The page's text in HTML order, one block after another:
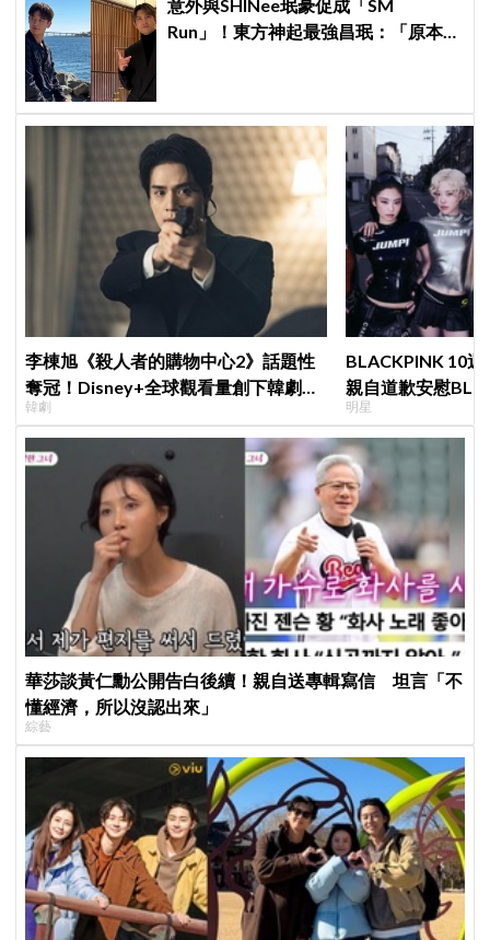
意外與SHINee珉豪促成「SM
Run」！東方神起最強昌珉：「原本想
李棟旭《殺人者的購物中心2》話題性
奪冠！Disney+全球觀看量創下韓劇新
紀錄
韓劇
BLACKPINK 10
親自道歉安慰
直呼：「看了心
明星
華莎談黃仁勳公開告白後續！親自送專輯寫信 坦言「不
懂經濟，所以沒認出來」
綜藝